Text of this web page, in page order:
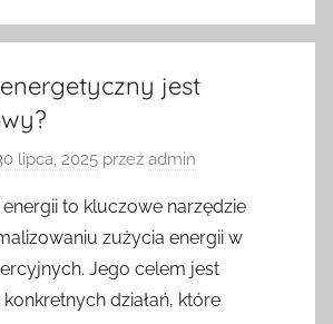
jest
lipca, 2025 przez admin
to kluczowe narzędzie
zużycia energii w
Jego celem jest
działań, które